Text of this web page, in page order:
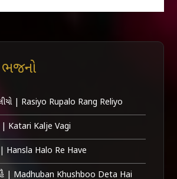
ભજનો
| Rasiyo Rupalo Rang Reliyo
| Katari Kalje Vagi
| Hansla Halo Re Have
| Madhuban Khushboo Deta Hai